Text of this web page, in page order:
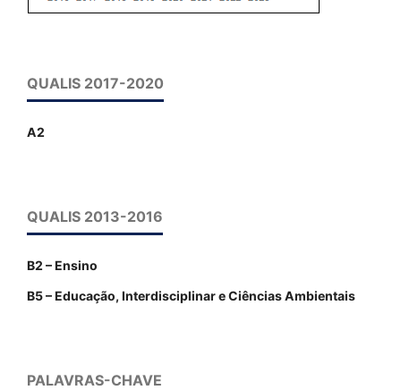
QUALIS 2017-2020
A2
QUALIS 2013-2016
B2 – Ensino
B5 – Educação, Interdisciplinar e Ciências Ambientais
PALAVRAS-CHAVE